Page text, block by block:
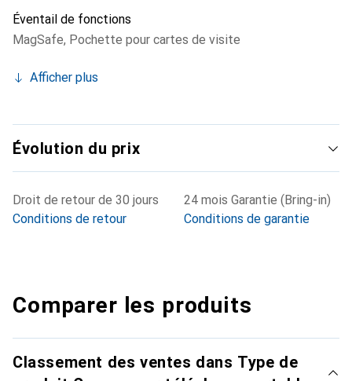
Éventail de fonctions
MagSafe, Pochette pour cartes de visite
Afficher plus
Évolution du prix
Droit de retour de 30 jours
Conditions de retour
24 mois Garantie (Bring-in)
Conditions de garantie
Comparer les produits
Classement des ventes dans Type de